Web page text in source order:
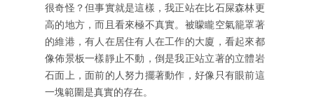
很奇怪？但事實就是這樣，我正站在比石屎森林更
高的地方，而且看來極不真實。被矇矓空氣籠罩著
的維港，有人在居住有人在工作的大廈，看起來都
像佈景板一樣靜止不動，倒是我正站立著的立體岩
石面上，面前的人努力擺著動作，好像只有眼前這
一塊範圍是真實的存在。